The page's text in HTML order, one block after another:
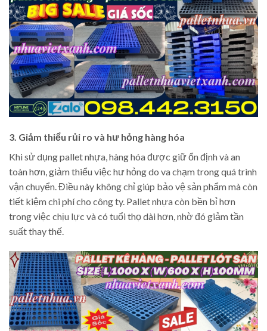
3. Giảm thiểu rủi ro và hư hỏng hàng hóa
Khi sử dụng pallet nhựa, hàng hóa được giữ ổn định và an
toàn hơn, giảm thiểu việc hư hỏng do va chạm trong quá trình
vận chuyển. Điều này không chỉ giúp bảo vệ sản phẩm mà còn
tiết kiệm chi phí cho công ty. Pallet nhựa còn bền bỉ hơn
trong việc chịu lực và có tuổi thọ dài hơn, nhờ đó giảm tần
suất thay thế.